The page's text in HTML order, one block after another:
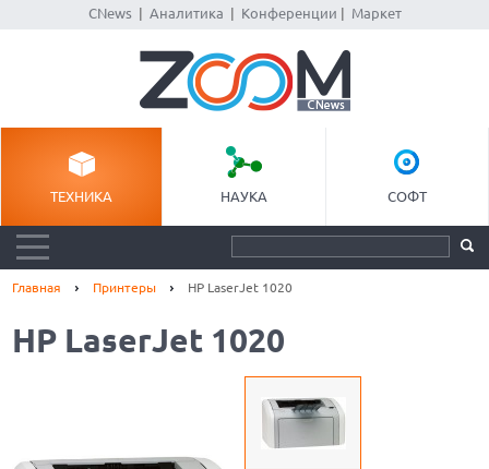
CNews| Аналитика Конференции Маркет
ТЕХНИКА НАУКА СОФТ
Главная Принтеры HP LaserJet 1020
HP LaserJet 1020